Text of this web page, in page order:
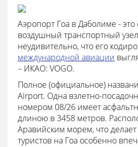
Аэропорт Гоа в Даболиме -
воздушный транспортный
неудивительно, что его
международной авиации
– ИКАО: VOGO.
Полное (официальное)
Airport. Одна взлетно-
номером 08/26 имеет
длиною в 3458 метров.
Аравийским морем, что
туристов на Гоа особенно